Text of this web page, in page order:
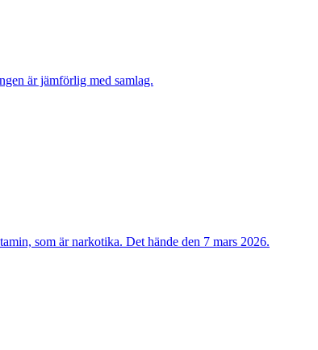
är jämförlig med samlag.
som är narkotika. Det hände den 7 mars 2026.